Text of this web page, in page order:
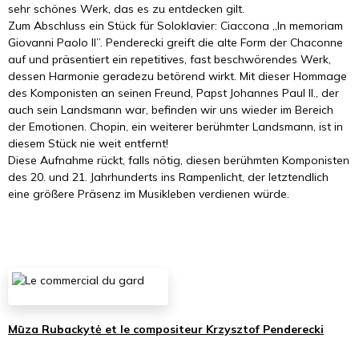
sehr schönes Werk, das es zu entdecken gilt.
Zum Abschluss ein Stück für Soloklavier: Ciaccona „In memoriam
Giovanni Paolo II”. Penderecki greift die alte Form der Chaconne
auf und präsentiert ein repetitives, fast beschwörendes Werk,
dessen Harmonie geradezu betörend wirkt. Mit dieser Hommage
des Komponisten an seinen Freund, Papst Johannes Paul II., der
auch sein Landsmann war, befinden wir uns wieder im Bereich
der Emotionen. Chopin, ein weiterer berühmter Landsmann, ist in
diesem Stück nie weit entfernt!
Diese Aufnahme rückt, falls nötig, diesen berühmten Komponisten
des 20. und 21. Jahrhunderts ins Rampenlicht, der letztendlich
eine größere Präsenz im Musikleben verdienen würde.
Mūza Rubackytė et le compositeur Krzysztof Penderecki